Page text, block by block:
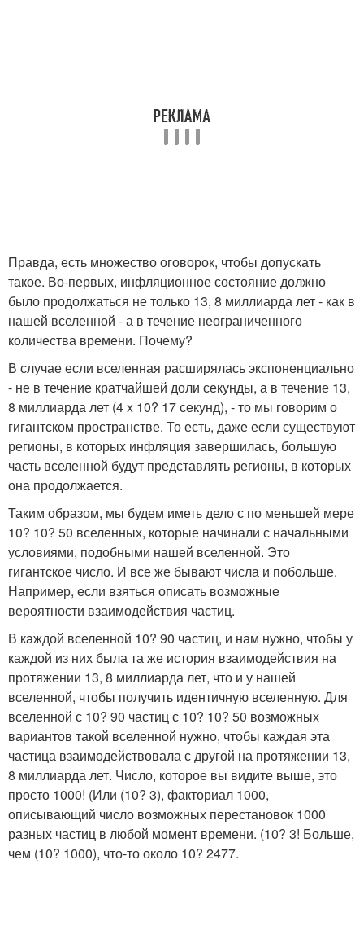
Правда, есть множество оговорок, чтобы допускать
такое. Во-первых, инфляционное состояние должно
было продолжаться не только 13, 8 миллиарда лет - как в
нашей вселенной - а в течение неограниченного
количества времени. Почему?
В случае если вселенная расширялась экспоненциально
- не в течение кратчайшей доли секунды, а в течение 13,
8 миллиарда лет (4 x 10? 17 секунд), - то мы говорим о
гигантском пространстве. То есть, даже если существуют
регионы, в которых инфляция завершилась, большую
часть вселенной будут представлять регионы, в которых
она продолжается.
Таким образом, мы будем иметь дело с по меньшей мере
10? 10? 50 вселенных, которые начинали с начальными
условиями, подобными нашей вселенной. Это
гигантское число. И все же бывают числа и побольше.
Например, если взяться описать возможные
вероятности взаимодействия частиц.
В каждой вселенной 10? 90 частиц, и нам нужно, чтобы у
каждой из них была та же история взаимодействия на
протяжении 13, 8 миллиарда лет, что и у нашей
вселенной, чтобы получить идентичную вселенную. Для
вселенной с 10? 90 частиц с 10? 10? 50 возможных
вариантов такой вселенной нужно, чтобы каждая эта
частица взаимодействовала с другой на протяжении 13,
8 миллиарда лет. Число, которое вы видите выше, это
просто 1000! (Или (10? 3), факториал 1000,
описывающий число возможных перестановок 1000
разных частиц в любой момент времени. (10? 3! Больше,
чем (10? 1000), что-то около 10? 2477.